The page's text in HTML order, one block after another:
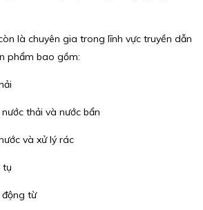
là chuyên gia trong lĩnh vực truyền dẫn
phẩm bao gồm:
thải và nước bẩn
và xử lý rác
tụ
từ